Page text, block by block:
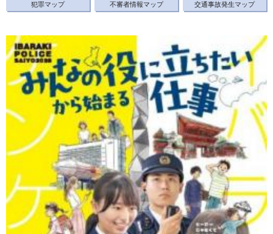
犯罪マップ 不審者情報マップ 交通事故発生マップ